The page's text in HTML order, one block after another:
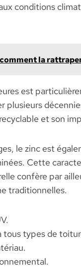
conditions
la
est
et son
le zinc est
Cette
confère par
traditionnelles.
tous types de